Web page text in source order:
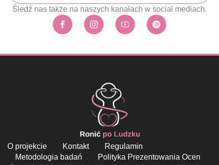
Śledź nas także na naszych kanałach w social mediach.
O projekcie Kontakt
Regulamin
Metodologia badań
Polityka Prezentowania Ocen